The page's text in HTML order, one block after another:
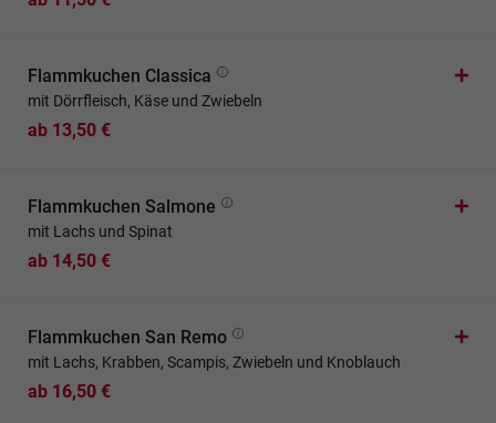
Flammkuchen Classica
mit Dörrfleisch, Käse und Zwiebeln
ab 13,50 €
Flammkuchen Salmone
mit Lachs und Spinat
ab 14,50 €
Flammkuchen San Remo
mit Lachs, Krabben, Scampis, Zwiebeln und Knoblauch
ab 16,50 €